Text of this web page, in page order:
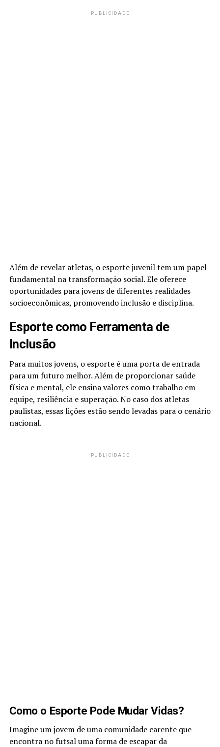
PUBLICIDADE
Além de revelar atletas, o esporte juvenil tem um papel
fundamental na transformação social. Ele oferece
oportunidades para jovens de diferentes realidades
socioeconômicas, promovendo inclusão e disciplina.
Esporte como Ferramenta de
Inclusão
Para muitos jovens, o esporte é uma porta de entrada
para um futuro melhor. Além de proporcionar saúde
física e mental, ele ensina valores como trabalho em
equipe, resiliência e superação. No caso dos atletas
paulistas, essas lições estão sendo levadas para o cenário
nacional.
PUBLICIDADE
Como o Esporte Pode Mudar Vidas?
Imagine um jovem de uma comunidade carente que
encontra no futsal uma forma de escapar da